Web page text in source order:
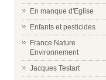
En manque d'Eglise
Enfants et pesticides
France Nature
Environnement
Jacques Testart